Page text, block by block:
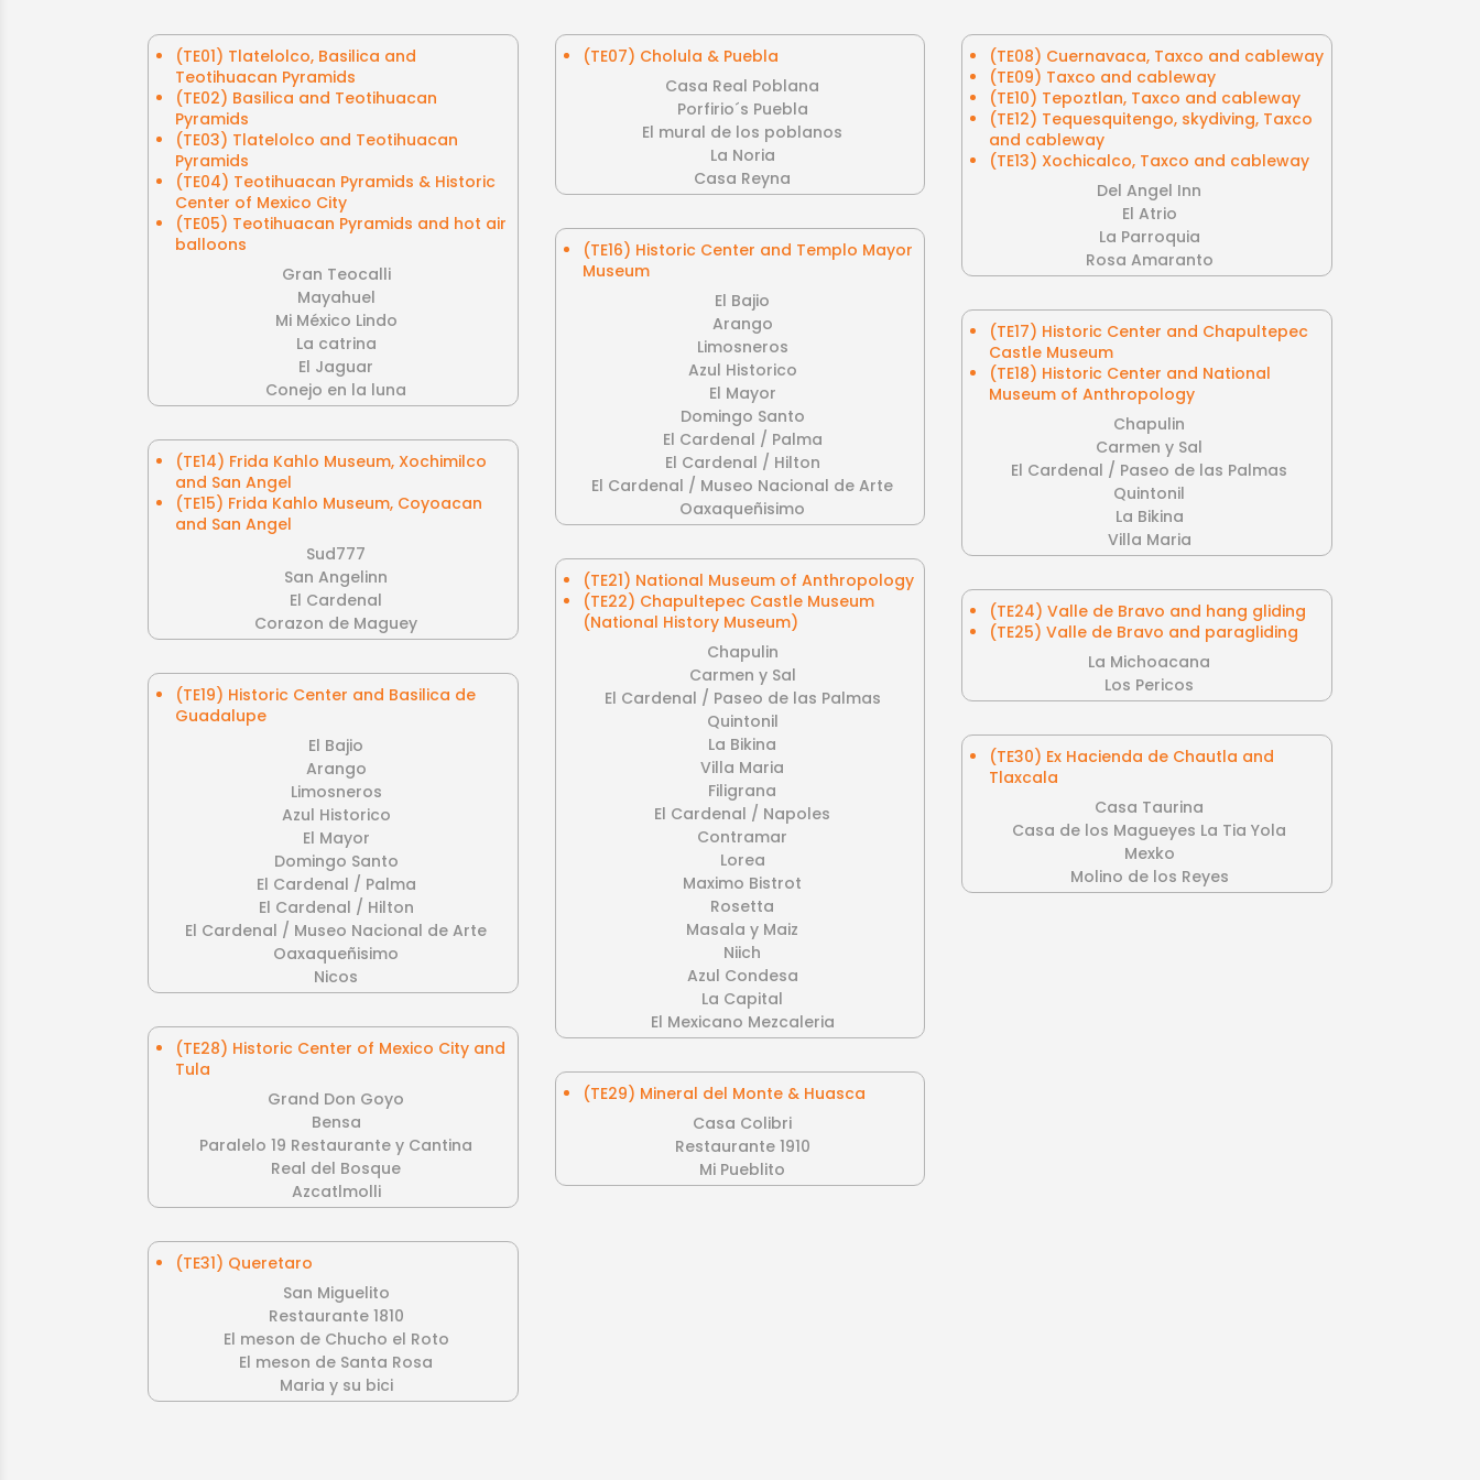
(TE01) Tlatelolco, Basilica and
Teotihuacan Pyramids
(TE02) Basilica and Teotihuacan
Pyramids
(TE03) Tlatelolco and Teotihuacan
Pyramids
(TE04) Teotihuacan Pyramids & Historic
Center of Mexico City
(TE05) Teotihuacan Pyramids and hot air
balloons
Gran Teocalli
Mayahuel
Mi México Lindo
La catrina
El Jaguar
Conejo en la luna
(TE14) Frida Kahlo Museum, Xochimilco
and San Angel
(TE15) Frida Kahlo Museum, Coyoacan
and San Angel
Sud777
San Angelinn
El Cardenal
Corazon de Maguey
(TE19) Historic Center and Basilica de
Guadalupe
El Bajio
Arango
Limosneros
Azul Historico
El Mayor
Domingo Santo
El Cardenal / Palma
El Cardenal / Hilton
El Cardenal / Museo Nacional de Arte
Oaxaqueñisimo
Nicos
(TE28) Historic Center of Mexico City and
Tula
Grand Don Goyo
Bensa
Paralelo 19 Restaurante y Cantina
Real del Bosque
Azcatlmolli
(TE31) Queretaro
San Miguelito
Restaurante 1810
El meson de Chucho el Roto
El meson de Santa Rosa
Maria y su bici
(TE07) Cholula & Puebla
Casa Real Poblana
Porfirio´s Puebla
El mural de los poblanos
La Noria
Casa Reyna
(TE16) Historic Center and Templo Mayor
Museum
El Bajio
Arango
Limosneros
Azul Historico
El Mayor
Domingo Santo
El Cardenal / Palma
El Cardenal / Hilton
El Cardenal / Museo Nacional de Arte
Oaxaqueñisimo
(TE21) National Museum of Anthropology
(TE22) Chapultepec Castle Museum
(National History Museum)
Chapulin
Carmen y Sal
El Cardenal / Paseo de las Palmas
Quintonil
La Bikina
Villa Maria
Filigrana
El Cardenal / Napoles
Contramar
Lorea
Maximo Bistrot
Rosetta
Masala y Maiz
Niich
Azul Condesa
La Capital
El Mexicano Mezcaleria
(TE29) Mineral del Monte & Huasca
Casa Colibri
Restaurante 1910
Mi Pueblito
(TE08) Cuernavaca, Taxco and cableway
(TE09) Taxco and cableway
(TE10) Tepoztlan, Taxco and cableway
(TE12) Tequesquitengo, skydiving, Taxco
and cableway
(TE13) Xochicalco, Taxco and cableway
Del Angel Inn
El Atrio
La Parroquia
Rosa Amaranto
(TE17) Historic Center and Chapultepec
Castle Museum
(TE18) Historic Center and National
Museum of Anthropology
Chapulin
Carmen y Sal
El Cardenal / Paseo de las Palmas
Quintonil
La Bikina
Villa Maria
(TE24) Valle de Bravo and hang gliding
(TE25) Valle de Bravo and paragliding
La Michoacana
Los Pericos
(TE30) Ex Hacienda de Chautla and
Tlaxcala
Casa Taurina
Casa de los Magueyes La Tia Yola
Mexko
Molino de los Reyes